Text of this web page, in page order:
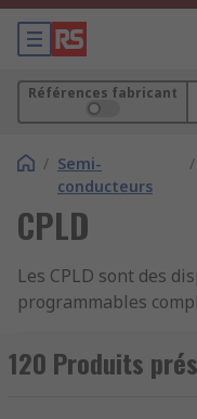
Références fabricant
/ Semi-
conducteurs
/
CPLD
Les CPLD sont des
programmables
séquentiels
blocs de matrice
120 Produits